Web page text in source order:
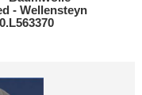
- Wellensteyn